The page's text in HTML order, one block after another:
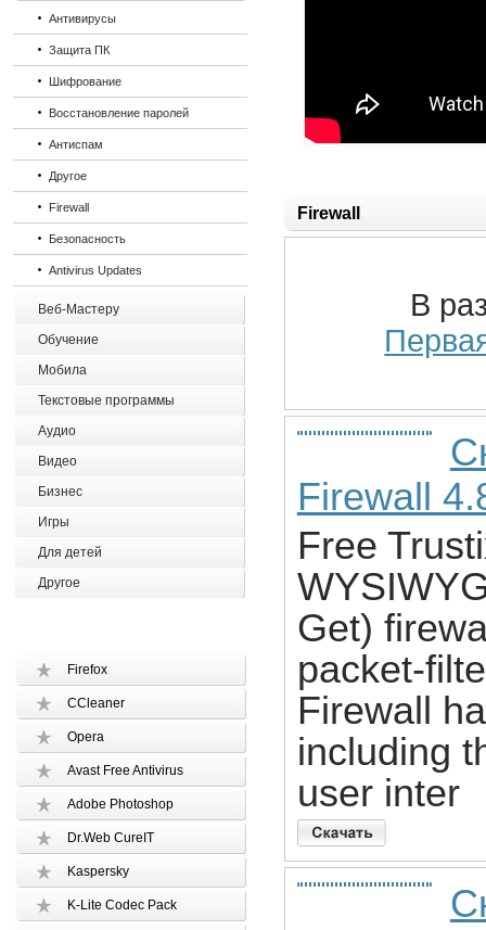
Антивирусы
Защита ПК
Шифрование
Восстановление паролей
Антиспам
Другое
Firewall
Безопасность
Antivirus Updates
Веб-Мастеру
Обучение
Мобила
Текстовые программы
Аудио
Видео
Бизнес
Игры
Для детей
Другое
Firefox
CCleaner
Opera
Avast Free Antivirus
Adobe Photoshop
Dr.Web CureIT
Kaspersky
K-Lite Codec Pack
Firewall
В
Firewall
Free
Get)
packet-
Firewall
including
user inter